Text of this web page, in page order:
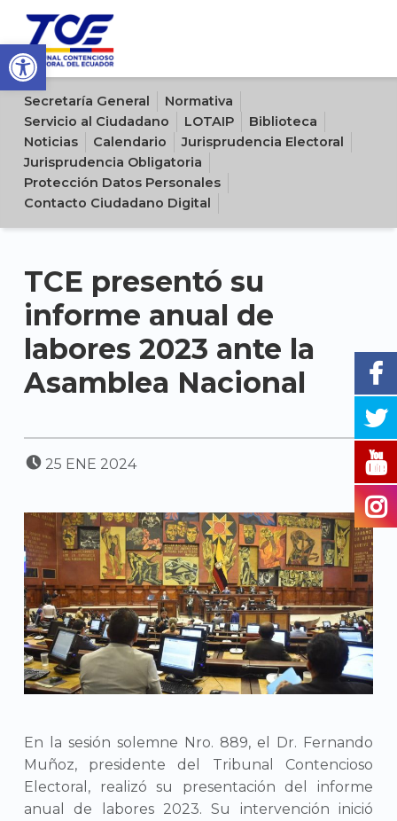
Open toolbar
Sitio oficial del Tribunal Contencioso Electoral del Ecuador
Secretaría General
Normativa
Servicio al Ciudadano
LOTAIP
Biblioteca
Noticias
Calendario
Jurisprudencia Electoral
Jurisprudencia Obligatoria
Protección Datos Personales
Contacto Ciudadano Digital
TCE presentó su
informe anual de
labores 2023 ante la
Asamblea Nacional
POSTED ON:
25 ENE 2024
En la sesión solemne Nro. 889, el Dr. Fernando
Muñoz, presidente del Tribunal Contencioso
Electoral, realizó su presentación del informe
anual de labores 2023. Su intervención inició